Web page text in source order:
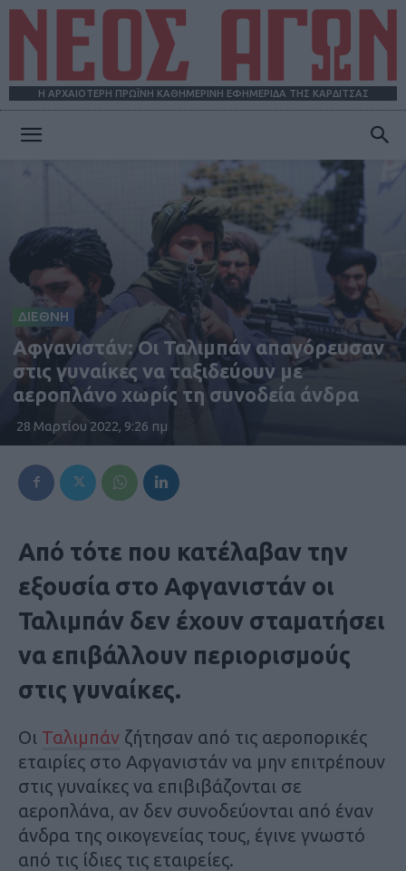
Η ΑΡΧΑΙΟΤΕΡΗ ΠΡΩΪΝΗ ΚΑΘΗΜΕΡΙΝΗ ΕΦΗΜΕΡΙΔΑ ΤΗΣ ΚΑΡΔΙΤΣΑΣ
ΑΓΩΝ
ΔΙΕΘΝΗ
Αφγανιστάν: Οι Ταλιμπάν απαγόρευσαν
στις γυναίκες να ταξιδεύουν με
αεροπλάνο χωρίς τη συνοδεία άνδρα
28 Μαρτίου 2022, 9:26 πμ
Από τότε που κατέλαβαν την
εξουσία στο Αφγανιστάν οι
Ταλιμπάν δεν έχουν σταματήσει
να επιβάλλουν περιορισμούς
στις γυναίκες.
Οι Ταλιμπάν ζήτησαν από τις αεροπορικές
εταιρίες στο Αφγανιστάν να μην επιτρέπουν
στις γυναίκες να επιβιβάζονται σε
αεροπλάνα, αν δεν συνοδεύονται από έναν
άνδρα της οικογενείας τους, έγινε γνωστό
από τις ίδιες τις εταιρείες.